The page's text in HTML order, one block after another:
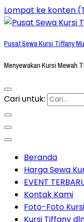
Lompat ke konten
Pusat Sewa Kursi Tiffany
Menyewakan Kursi Mewah
Cari untuk:
Beranda
Harga Sewa
EVENT
Kontak Kami
Foto-Foto
Kursi Tiffany